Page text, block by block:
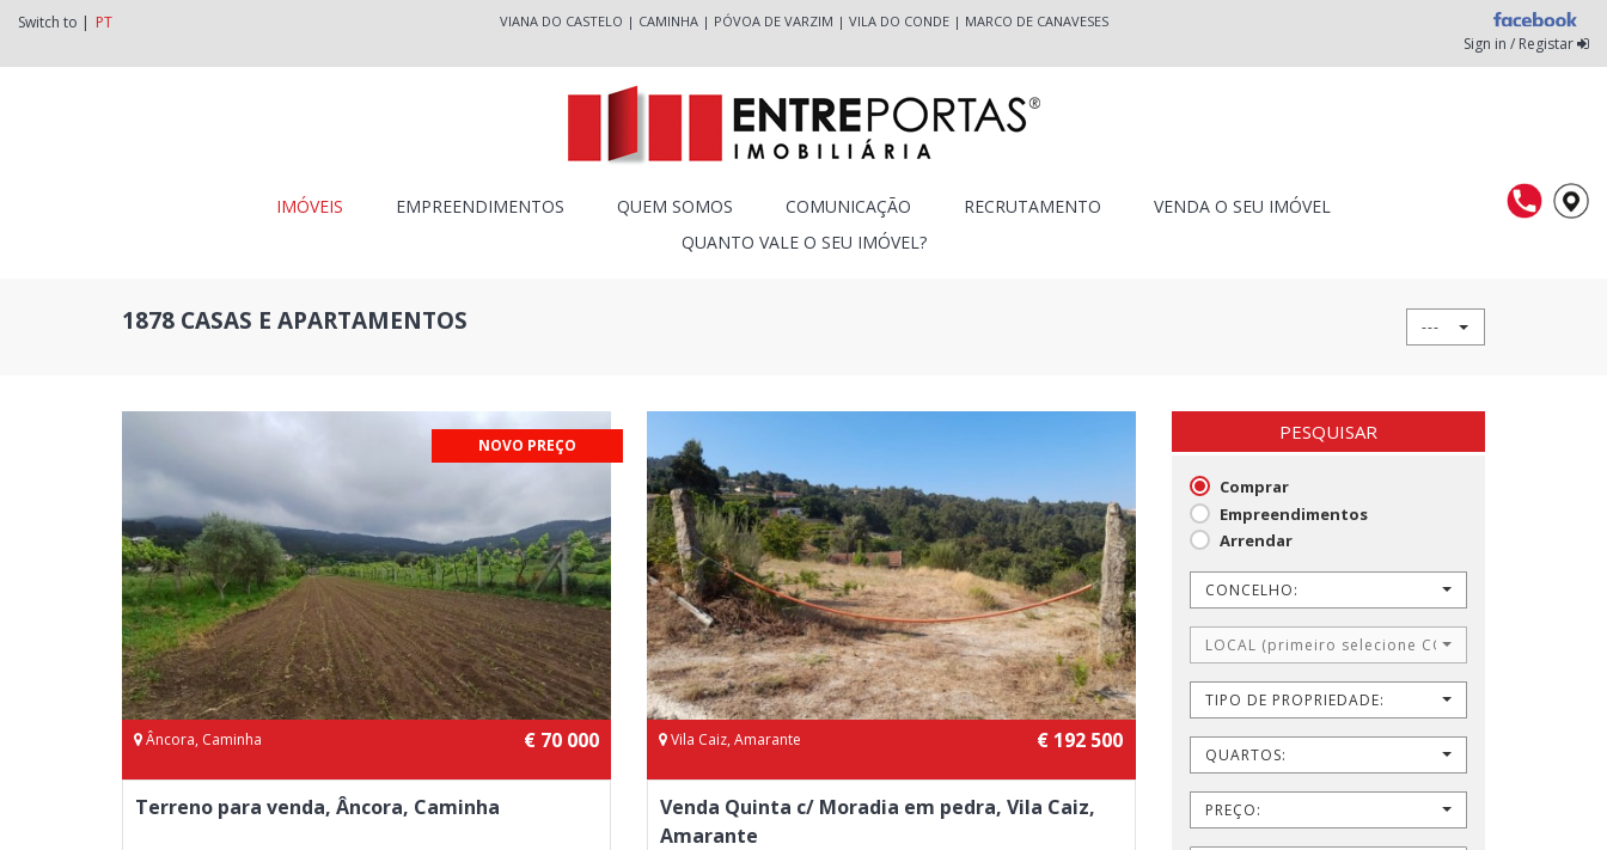
Switch to | PT VIANA DO CASTELO | CAMINHA| PÓVOA DE VARZIM | VILA DO CONDE| MARCO DE CANAVESES
Sign in / Registar
IMÓVEIS EMPREENDIMENTOS QUEM SOMOS COMUNICAÇÃO RECRUTAMENTO
VENDA O SEU IMÓVEL
QUANTO VALE O SEU IMÓVEL?
1878 CASAS E APARTAMENTOS ---
NOVO PREÇO
Âncora, Caminha € 70 000
Terreno para venda, Âncora, Caminha
Vila Caiz, Amarante € 192 500
Venda Quinta c/ Moradia em pedra, Vila Caiz,
Amarante
PESQUISAR
Comprar
Empreendimentos
Arrendar
CONCELHO:
LOCAL (primeiro selecione CONCELHO)
TIPO DE PROPRIEDADE:
QUARTOS:
PREÇO: